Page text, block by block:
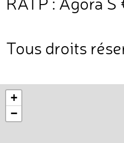
Tous droits
+
−